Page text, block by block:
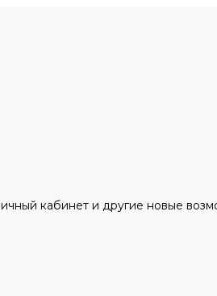
кабинет и другие новые